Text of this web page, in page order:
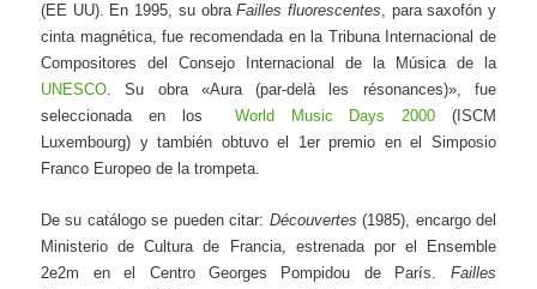
(EE UU). En 1995, su obraFailles fluorescentes, para saxofón y
cinta magnética, fue recomendada en la Tribuna Internacional de
Compositores del Consejo Internacional de la Música de la
UNESCO. Su obra «Aura (par-delà les résonances)», fue
seleccionada en los World Music Days 2000 (ISCM
Luxembourg) y también obtuvo el 1er premio en el Simposio
Franco Europeo de la trompeta.
De su catálogo se pueden citar: Découvertes (1985), encargo del
Ministerio de Cultura de Francia, estrenada por el Ensemble
2e2m en el Centro Georges Pompidou de París. Failles